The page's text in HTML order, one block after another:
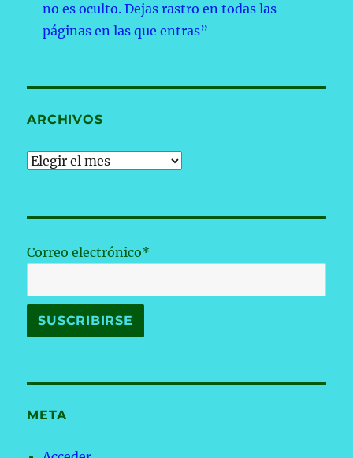
no es oculto. Dejas rastro en todas las
páginas en las que entras”
ARCHIVOS
Archivos
Correo electrónico*
META